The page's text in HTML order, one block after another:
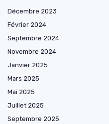
Décembre 2023
Février 2024
Septembre 2024
Novembre 2024
Janvier 2025
Mars 2025
Mai 2025
Juillet 2025
Septembre 2025